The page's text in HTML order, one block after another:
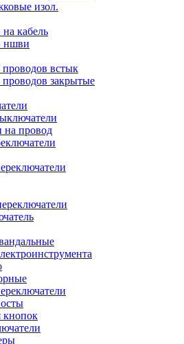
изол.
кабель
ншви
встык
закрытые
на провод
кнопок